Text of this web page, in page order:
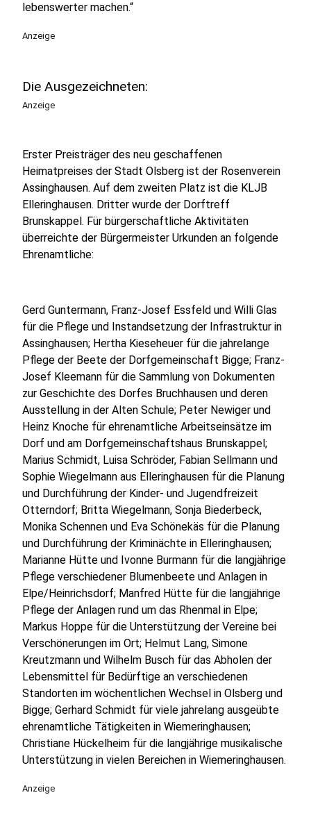
lebenswerter machen.“
Anzeige
Die Ausgezeichneten:
Anzeige
Erster Preisträger des neu geschaffenen
Heimatpreises der Stadt Olsberg ist der Rosenverein
Assinghausen. Auf dem zweiten Platz ist die KLJB
Elleringhausen. Dritter wurde der Dorftreff
Brunskappel. Für bürgerschaftliche Aktivitäten
überreichte der Bürgermeister Urkunden an folgende
Ehrenamtliche:
Gerd Guntermann, Franz-Josef Essfeld und Willi Glas
für die Pflege und Instandsetzung der Infrastruktur in
Assinghausen; Hertha Kieseheuer für die jahrelange
Pflege der Beete der Dorfgemeinschaft Bigge; Franz-
Josef Kleemann für die Sammlung von Dokumenten
zur Geschichte des Dorfes Bruchhausen und deren
Ausstellung in der Alten Schule; Peter Newiger und
Heinz Knoche für ehrenamtliche Arbeitseinsätze im
Dorf und am Dorfgemeinschaftshaus Brunskappel;
Marius Schmidt, Luisa Schröder, Fabian Sellmann und
Sophie Wiegelmann aus Elleringhausen für die Planung
und Durchführung der Kinder- und Jugendfreizeit
Otterndorf; Britta Wiegelmann, Sonja Biederbeck,
Monika Schennen und Eva Schönekäs für die Planung
und Durchführung der Kriminächte in Elleringhausen;
Marianne Hütte und Ivonne Burmann für die langjährige
Pflege verschiedener Blumenbeete und Anlagen in
Elpe/Heinrichsdorf; Manfred Hütte für die langjährige
Pflege der Anlagen rund um das Rhenmal in Elpe;
Markus Hoppe für die Unterstützung der Vereine bei
Verschönerungen im Ort; Helmut Lang, Simone
Kreutzmann und Wilhelm Busch für das Abholen der
Lebensmittel für Bedürftige an verschiedenen
Standorten im wöchentlichen Wechsel in Olsberg und
Bigge; Gerhard Schmidt für viele jahrelang ausgeübte
ehrenamtliche Tätigkeiten in Wiemeringhausen;
Christiane Hückelheim für die langjährige musikalische
Unterstützung in vielen Bereichen in Wiemeringhausen.
Anzeige